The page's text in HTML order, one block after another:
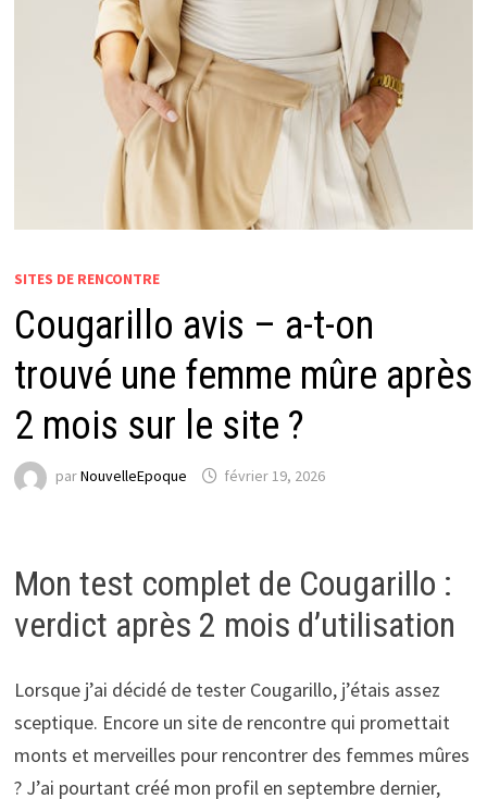
SITES DE RENCONTRE
Cougarillo avis – a-t-on
trouvé une femme mûre après
2 mois sur le site ?
parNouvelleEpoque février 19, 2026
Mon test complet de Cougarillo :
verdict après 2 mois d’utilisation
Lorsque j’ai décidé de tester Cougarillo, j’étais assez
sceptique. Encore un site de rencontre qui promettait
monts et merveilles pour rencontrer des femmes mûres
? J’ai pourtant créé mon profil en septembre dernier,